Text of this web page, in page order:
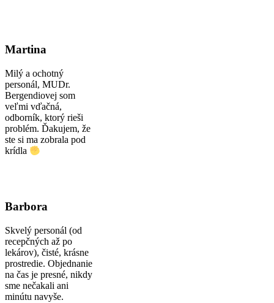
Martina
Milý a ochotný
personál, MUDr.
Bergendiovej som
veľmi vďačná,
odborník, ktorý rieši
problém. Ďakujem, že
ste si ma zobrala pod
krídla
Barbora
Skvelý personál (od
recepčných až po
lekárov), čisté, krásne
prostredie. Objednanie
na čas je presné, nikdy
sme nečakali ani
minútu navyše.